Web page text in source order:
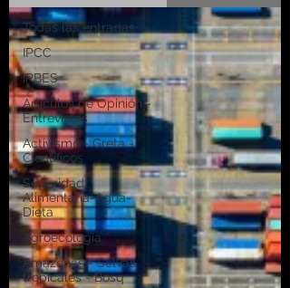
Todas las entradas
IPCC
IPBES
Artículos de Opinión -
Entrevistas
Activismo - Greta -
Científicos
Seguridad
Alimentaria-Agua-
Dieta
Agroecología
Amazonas - Selvas
tropicales - Bosq